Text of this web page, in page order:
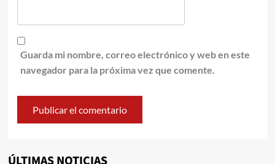
Guarda mi nombre, correo electrónico y web en este
navegador para la próxima vez que comente.